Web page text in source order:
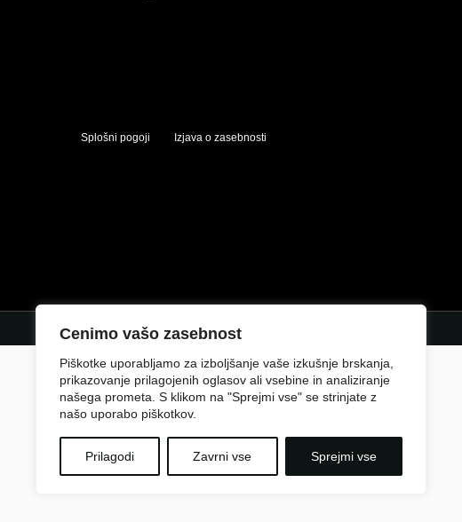
Cenimo vašo zasebnost
Piškotke uporabljamo za izboljšanje vaše izkušnje brskanja,
prikazovanje prilagojenih oglasov ali vsebine in analiziranje
našega prometa. S klikom na "Sprejmi vse" se strinjate z
našo uporabo piškotkov.
Prilagodi Zavrni vse Sprejmi vse
Splošni pogoji Izjava o zasebnosti